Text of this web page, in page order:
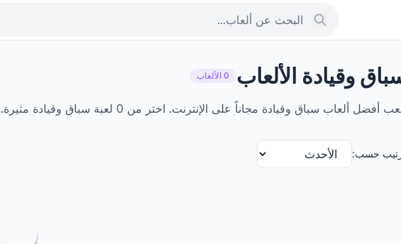
وقيادة الألعاب 0 الألعاب
أفضل ألعاب سباق وقيادة مجاناً على الإنترنت. اختر من 0 لعبة سباق وقيادة مثيرة.
حسب: